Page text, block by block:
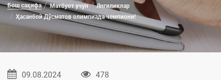
Бош саҳифа Матбуот учун
Янгиликлар
Ҳасанбой Дўсматов олимпиада чемпиони!
09.08.2024 478